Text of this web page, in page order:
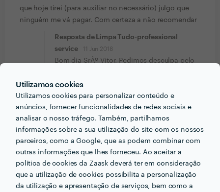
Utilizamos cookies
Utilizamos cookies para personalizar conteúdo e
anúncios, fornecer funcionalidades de redes sociais e
analisar o nosso tráfego. Também, partilhamos
informações sobre a sua utilização do site com os nossos
parceiros, como a Google, que as podem combinar com
outras informações que lhes forneceu. Ao aceitar a
política de cookies da Zaask deverá ter em consideração
que a utilização de cookies possibilita a personalização
da utilização e apresentação de serviços, bem como a
que hoje tirei (para auxiliar no necessário) julgo que
ninguém me vá pagar. Com certeza a não recomendar
Resposta de Limpa Tudo-professional
service
11 Jun 2018
Bom dia SrÂº Vitor, Pedimos desculpa pelo
por motivos de doenÃ§a d...
Ver mais
Manuel Fernandes
Limpeza de Casa (Periódica)
8 Abr 2018
Fernanda de Avila Bessa Pires
Limpeza de Casa (Periódica)